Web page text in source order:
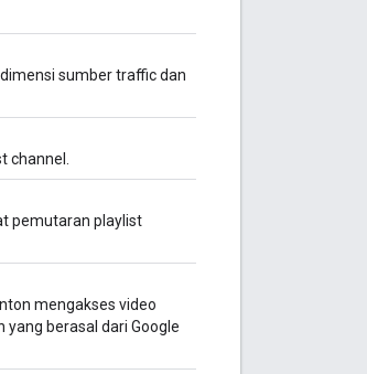
sumber traffic dan
pemutaran playlist
mengakses video
berasal dari Google